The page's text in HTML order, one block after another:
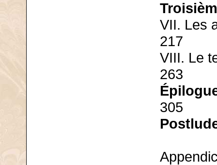
VII. Les
217
VIII. Le
263
305